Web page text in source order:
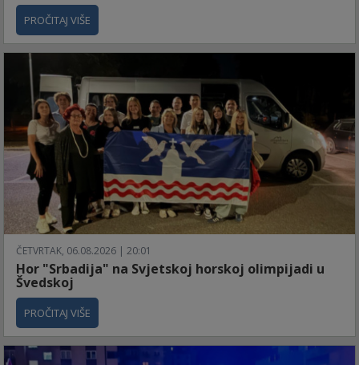
PROČITAJ VIŠE
ČETVRTAK, 06.08.2026 | 20:01
Hor "Srbadija" na Svjetskoj horskoj olimpijadi u
Švedskoj
PROČITAJ VIŠE